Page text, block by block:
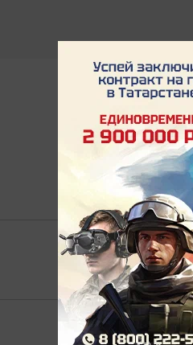
Авторизоваться